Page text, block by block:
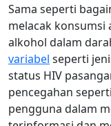
Sama seperti
melacak
alkohol dalam
variabel seperti
status HIV
pencegahan
pengguna dalam